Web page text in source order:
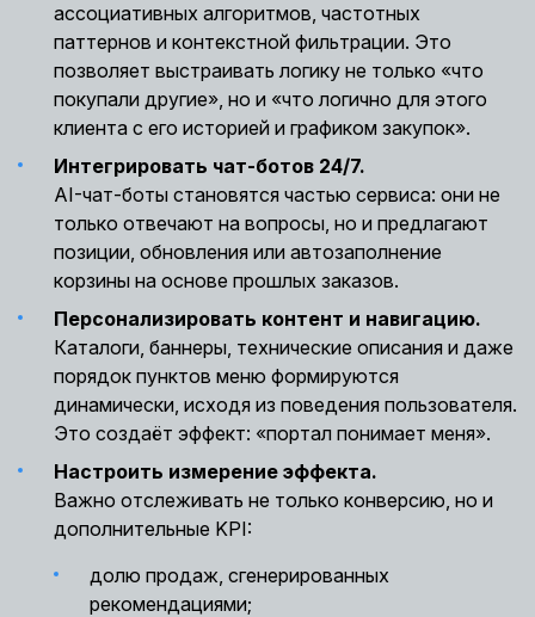
ассоциативных алгоритмов, частотных
паттернов и контекстной фильтрации. Это
позволяет выстраивать логику не только «что
покупали другие», но и «что логично для этого
клиента с его историей и графиком закупок».
Интегрировать чат-ботов 24/7.
AI-чат-боты становятся частью сервиса: они не
только отвечают на вопросы, но и предлагают
позиции, обновления или автозаполнение
корзины на основе прошлых заказов.
Персонализировать контент и навигацию.
Каталоги, баннеры, технические описания и даже
порядок пунктов меню формируются
динамически, исходя из поведения пользователя.
Это создаёт эффект: «портал понимает меня».
Настроить измерение эффекта.
Важно отслеживать не только конверсию, но и
дополнительные KPI:
долю продаж, сгенерированных
рекомендациями;